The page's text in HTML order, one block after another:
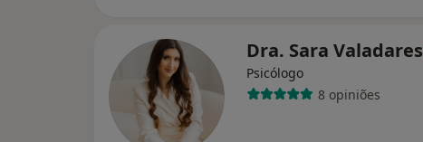
Dra. Sara Valadares
Psicólogo
8 opiniões